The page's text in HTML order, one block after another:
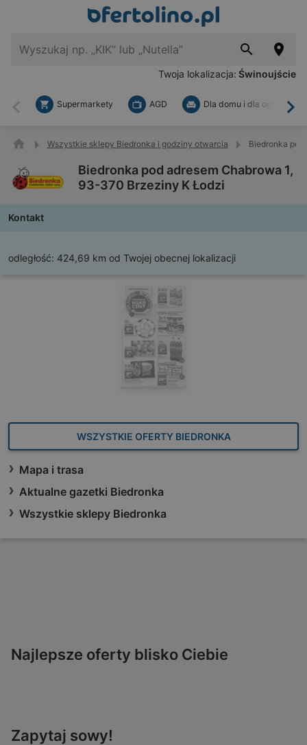
Twoja lokalizacja: Świnoujście
Wstecz
Supermarkety AGD Dla domu i dla ogrodu
Wszystkie sklepy Biedronka i godziny otwarcia Biedronka
Biedronka pod adresem Chabrowa 1,
93-370 Brzeziny K Łodzi
Kontakt
odległość: 424,69 km od Twojej obecnej lokalizacji
WSZYSTKIE OFERTY BIEDRONKA
Mapa i trasa
Aktualne gazetki Biedronka
Wszystkie sklepy Biedronka
Najlepsze oferty blisko Ciebie
Zapytaj sowy!